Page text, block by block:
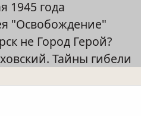
1945 года
"Освобождение"
не Город Герой?
Тайны гибели